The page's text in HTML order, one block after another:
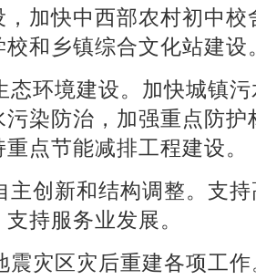
，加快中西部农村初中
校和乡镇综合文化站建设
态环境建设。加快城镇
污染防治，加强重点防
点节能减排工程建设。
主创新和结构调整。支
持服务业发展。
震灾区灾后重建各项工作